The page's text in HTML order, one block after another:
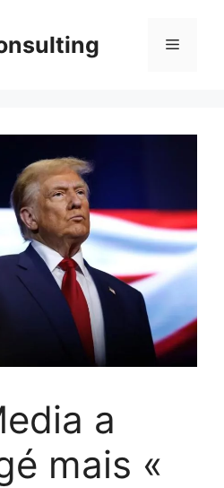
Menu
a
mais «